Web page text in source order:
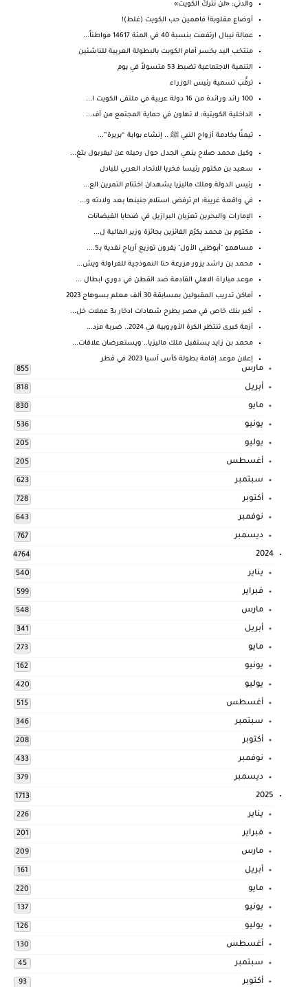
والدتي: «لن نتركَ الكويت»
أوضاع مقلوبة! فاهمين حب الكويت (غلط)!
عمالة نيبال ارتفعت بنسبة 40 في المئة 14617 مواطناً...
منتخب اليد يخسر أمام الكويت بالبطولة العربية للناشئين
التنمية الاجتماعية تضبط 53 متسولاً في يوم
ترقُّب تسمية رئيس الوزراء
100 رائد ورائدة من 16 دولة عربية في ملتقى الكويت ا...
الداخلية الكويتية: لا تهاون في حماية المجتمع من آف...
تيمنًا بخادمة أزواج النبي ﷺ .. إنشاء بوابة “بريرة”...
وكيل محمد صلاح ينهي الجدل حول رحيله عن ليفربول بتغ...
سعيد بن مكتوم رئيسا فخريا للاتحاد العربي للبادل
رئيس الدولة وملك ماليزيا يشهدان اختتام التمرين الع...
في واقعة غريبة: ام ترفض استلام جنينها بعد ولادته و...
الإمارات والبحرين تعزيان البرازيل في ضحايا الفيضانات
مكتوم بن محمد يكرّم الفائزين بجائزة وزير المالية ل...
مساهمو "أبوظبي الأول" يقرون توزيع أرباح نقدية بـ5....
محمد بن راشد يزور مزرعة حتا النموذجية للفراولة ويش...
موعد مباراة الاهلي القادمة ضد القطن في دوري ابطال ...
أماكن تدريب المقبولين بمسابقة 30 ألف معلم بسوهاج 2023
أكبر بنك خاص في مصر يطرح شهادات ادخار بـ3 عملات خل...
أزمة كبرى تنتظر الكرة الأوروبية في 2024.. ضربة مزد...
محمد بن زايد يستقبل ملك ماليزيا.. ويستعرضان علاقات...
إعلان موعد إقامة بطولة كأس آسيا 2023 في قطر
مارس 855
أبريل 818
مايو 830
يونيو 536
يوليو 205
أغسطس 205
سبتمبر 623
أكتوبر 728
نوفمبر 643
ديسمبر 767
2024
4764
يناير 540
فبراير 599
مارس 548
أبريل 341
مايو 273
يونيو 162
يوليو 420
أغسطس 515
سبتمبر 346
أكتوبر 208
نوفمبر 433
ديسمبر 379
2025
1713
يناير 226
فبراير 201
مارس 209
أبريل 161
مايو 220
يونيو 137
يوليو 126
أغسطس 130
سبتمبر 45
أكتوبر 93